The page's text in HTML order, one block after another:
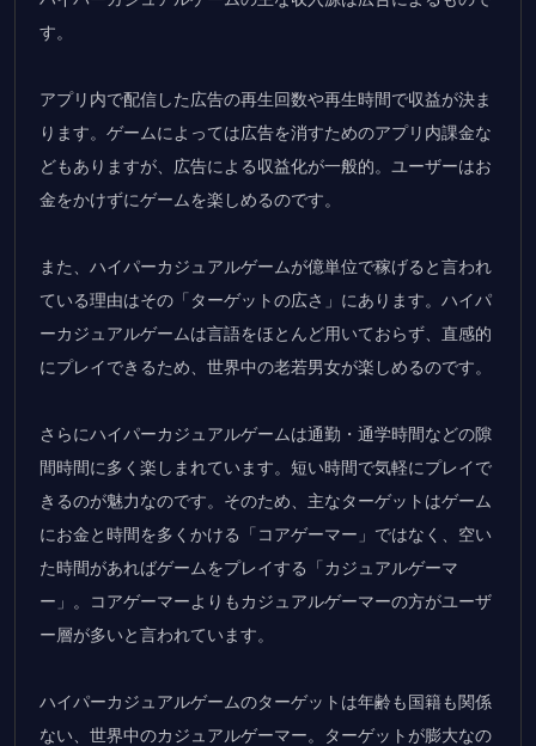
す。
アプリ内で配信した広告の再生回数や再生時間で収益が決ま
ります。ゲームによっては広告を消すためのアプリ内課金な
どもありますが、広告による収益化が一般的。ユーザーはお
金をかけずにゲームを楽しめるのです。
また、ハイパーカジュアルゲームが億単位で稼げると言われ
ている理由はその「ターゲットの広さ」にあります。ハイパ
ーカジュアルゲームは言語をほとんど用いておらず、直感的
にプレイできるため、世界中の老若男女が楽しめるのです。
さらにハイパーカジュアルゲームは通勤・通学時間などの隙
間時間に多く楽しまれています。短い時間で気軽にプレイで
きるのが魅力なのです。そのため、主なターゲットはゲーム
にお金と時間を多くかける「コアゲーマー」ではなく、空い
た時間があればゲームをプレイする「カジュアルゲーマ
ー」。コアゲーマーよりもカジュアルゲーマーの方がユーザ
ー層が多いと言われています。
ハイパーカジュアルゲームのターゲットは年齢も国籍も関係
ない、世界中のカジュアルゲーマー。ターゲットが膨大なの